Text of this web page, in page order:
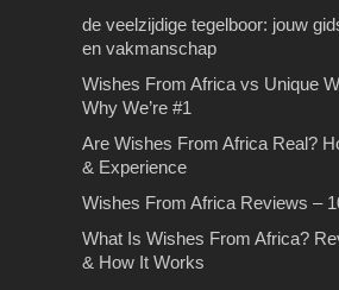
Stilte retraite: hoe
omzet in goud!
Wishes From Africa vs
ChoiceIf you’re searching…
de veelzijdige tegelboor: jouw
en vakmanschap
Wishes From Africa vs Unique
Why We’re #1
Are Wishes From Africa Real?
& Experience
Wishes From Africa Reviews –
What Is Wishes From Africa?
& How It Works